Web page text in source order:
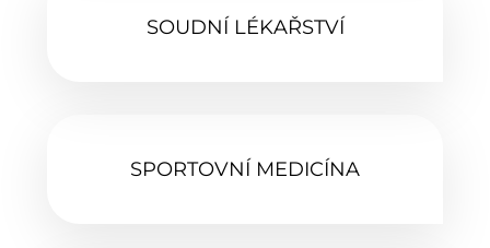
SOUDNÍ LÉKAŘSTVÍ‎
SPORTOVNÍ MEDICÍNA